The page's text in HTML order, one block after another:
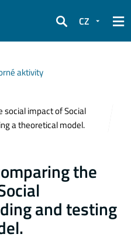
Hledat
CZ
aktivity
impact of Social
a theoretical model.
the
and testing